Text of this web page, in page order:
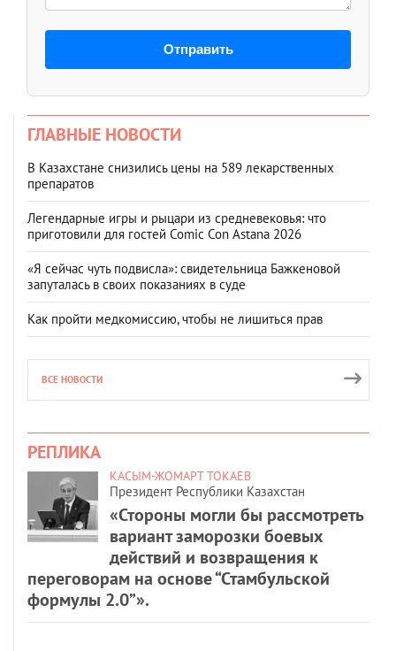
Отправить
ГЛАВНЫЕ НОВОСТИ
В Казахстане снизились цены на 589 лекарственных
препаратов
Легендарные игры и рыцари из средневековья: что
приготовили для гостей Comic Con Astana 2026
«Я сейчас чуть подвисла»: свидетельница Бажкеновой
запуталась в своих показаниях в суде
Как пройти медкомиссию, чтобы не лишиться прав
ВСЕ НОВОСТИ
РЕПЛИКА
КАСЫМ-ЖОМАРТ ТОКАЕВ
Президент Республики Казахстан
«Стороны могли бы рассмотреть
вариант заморозки боевых
действий и возвращения к
переговорам на основе “Стамбульской
формулы 2.0”».